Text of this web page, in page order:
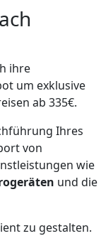
ihre
um exklusive
ab 335€.
Ihres
von
wie
und die
zu gestalten.